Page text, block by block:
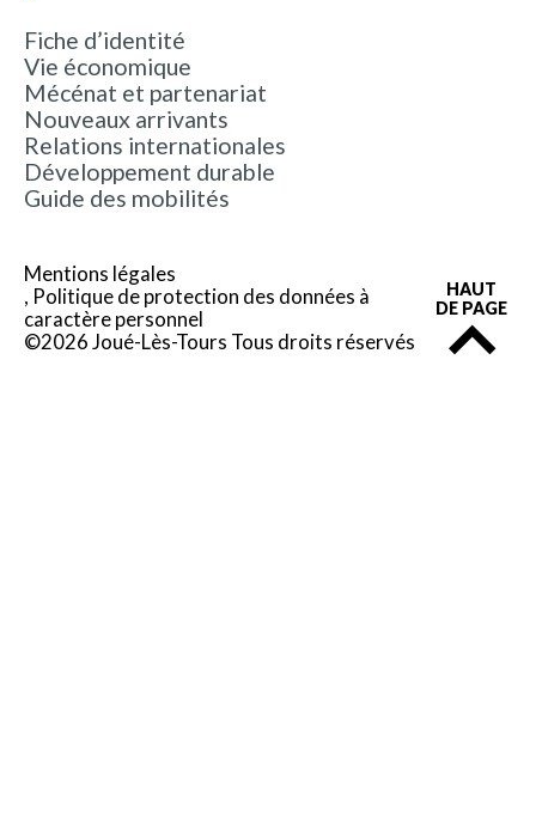
Fiche d’identité
Vie économique
Mécénat et partenariat
Nouveaux arrivants
Relations internationales
Développement durable
Guide des mobilités
Mentions légales
Politique de protection des données à
caractère personnel
©2026 Joué-Lès-Tours Tous droits réservés
HAUT
DE PAGE